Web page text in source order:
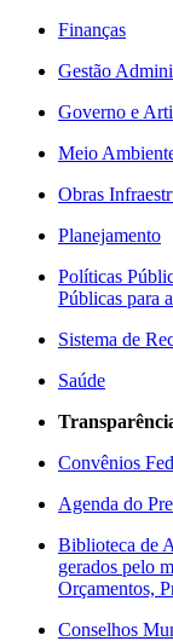
Finanças
Gestão
Governo e
Meio
Obras
Planejamento
Políticas
Públicas para
Sistema de
Saúde
Convênios
Agenda do
Biblioteca de
gerados pelo
Orçamentos,
Conselhos